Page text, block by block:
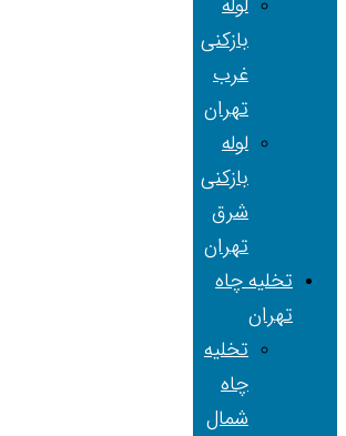
بازکنی
غرب
تهران
لوله
بازکنی
شرق
تهران
تخلیه چاه
تهران
تخلیه
چاه
شمال